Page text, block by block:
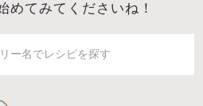
めてみてくださいね！